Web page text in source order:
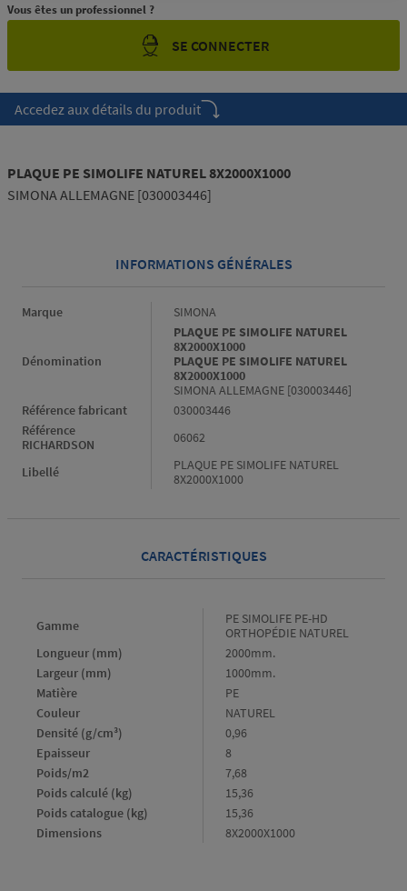
Vous êtes un professionnel ?
SE CONNECTER
Accedez aux détails du produit
PLAQUE PE SIMOLIFE NATUREL 8X2000X1000
SIMONA ALLEMAGNE [030003446]
INFORMATIONS GÉNÉRALES
Informations générales
Marque SIMONA
Dénomination
PLAQUE PE SIMOLIFE NATUREL
8X2000X1000
PLAQUE PE SIMOLIFE NATUREL
8X2000X1000
SIMONA ALLEMAGNE [030003446]
Référence fabricant
030003446
Référence
RICHARDSON
06062
Libellé
PLAQUE PE SIMOLIFE NATUREL
8X2000X1000
CARACTÉRISTIQUES
Gamme Gamme
PE SIMOLIFE PE-HD
ORTHOPÉDIE NATUREL
Longueur (mm)
Longueur
(mm)
2000mm.
Largeur (mm)
Largeur
(mm)
1000mm.
Matière
Matière
PE
Couleur
Couleur
NATUREL
Densité (g/cm³)
Densité
(g/cm³)
0,96
Epaisseur
Epaisseur
8
Poids/m2
Poids/m2
7,68
Poids calculé (kg)
Poids
calculé
(kg)
15,36
Poids catalogue (kg)
Poids
catalogue
(kg)
15,36
Dimensions
Dimensions
8X2000X1000